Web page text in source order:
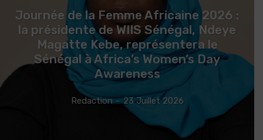
Journée de la Femme Africaine 2026 :
la présidente de WIIS Sénégal, Ndeye
Magatte Kebe, représentera le
Sénégal à Africa’s Women’s Day
Awareness
Redaction - 23 Juillet 2026